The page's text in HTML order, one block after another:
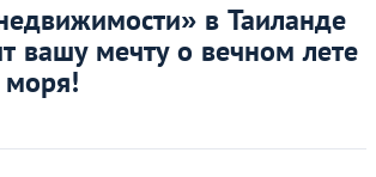
в Таиланде
вашу мечту о вечном лете